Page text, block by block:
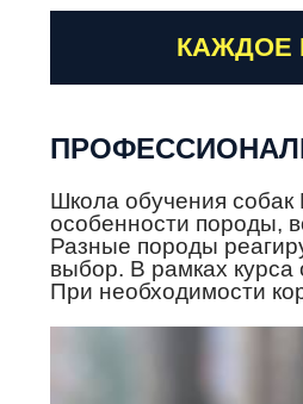
КАЖДОЕ
Школа обучения
особенности породы,
Разные породы
выбор. В рамках
При необходимости